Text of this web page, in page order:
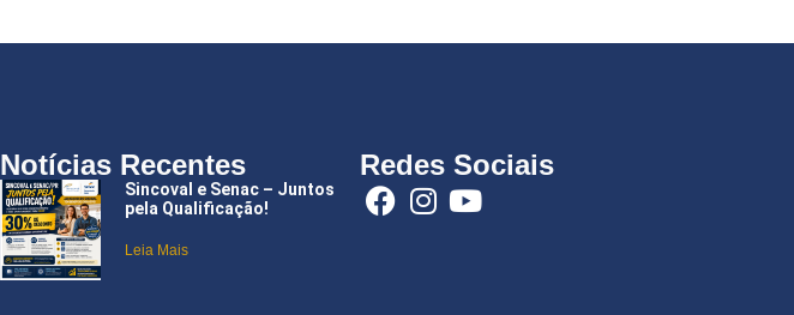
Notícias Recentes
Sincoval e Senac – Juntos
pela Qualificação!
Leia Mais
Redes Sociais